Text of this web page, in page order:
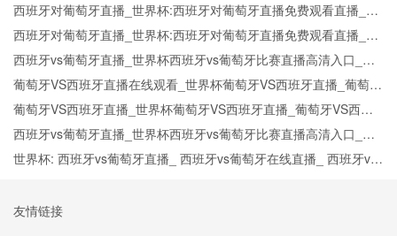
班牙实时全场直播入口
西班牙对葡萄牙直播_世界杯:西班牙对葡萄牙直播免费观看直播_世
界杯西班牙对葡萄牙直播在线观看高清无插件
西班牙对葡萄牙直播_世界杯:西班牙对葡萄牙直播免费观看直播_世
界杯西班牙对葡萄牙直播在线观看高清无插件
西班牙vs葡萄牙直播_世界杯西班牙vs葡萄牙比赛直播高清入口_西
班牙vs葡萄牙预测分析直播
葡萄牙VS西班牙直播在线观看_世界杯葡萄牙VS西班牙直播_葡萄牙
VS西班牙比赛观看直达入口
葡萄牙VS西班牙直播_世界杯葡萄牙VS西班牙直播_葡萄牙VS西班
牙在线高清直播
西班牙vs葡萄牙直播_世界杯西班牙vs葡萄牙比赛直播高清入口_西
班牙vs葡萄牙预测分析直播
世界杯: 西班牙vs葡萄牙直播_ 西班牙vs葡萄牙在线直播_ 西班牙vs
友情链接